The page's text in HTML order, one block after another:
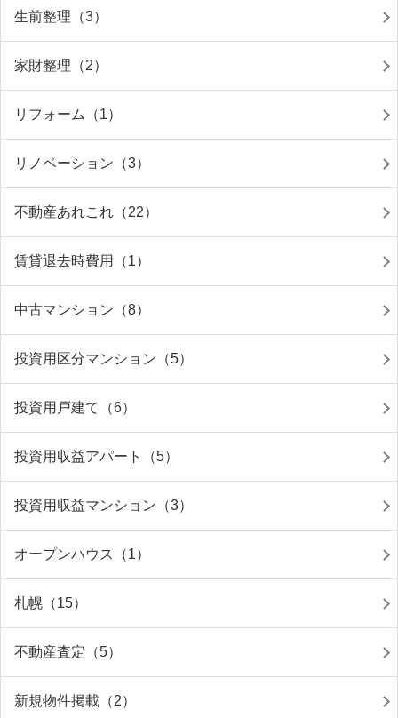
生前整理（3）
家財整理（2）
リフォーム（1）
リノベーション（3）
不動産あれこれ（22）
賃貸退去時費用（1）
中古マンション（8）
投資用区分マンション（5）
投資用戸建て（6）
投資用収益アパート（5）
投資用収益マンション（3）
オープンハウス（1）
札幌（15）
不動産査定（5）
新規物件掲載（2）